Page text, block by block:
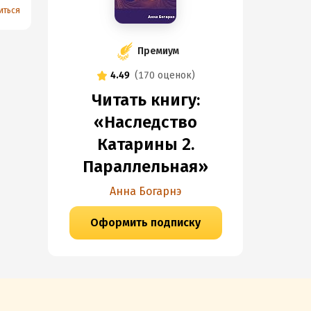
Премиум
4.49 (170 оценок)
Читать книгу:
«Наследство
Катарины 2.
Параллельная»
Анна Богарнэ
Оформить подписку